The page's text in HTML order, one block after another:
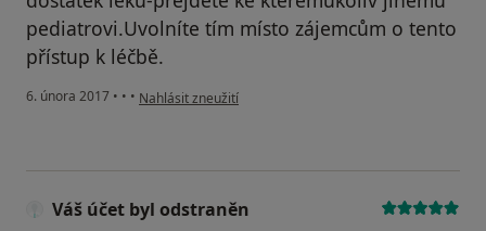
pediatrovi.Uvolníte tím místo zájemcům o tento
přístup k léčbě.
6. února 2017 • • • podle názoru uživatele Váš účet byl odstraněn
Nahlásit zneužití
Váš účet byl odstraněn